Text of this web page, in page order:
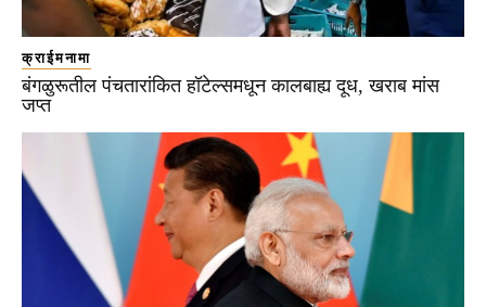
क्राईमनामा
बंगळुरूतील पंचतारांकित हॉटेल्समधून कालबाह्य दूध, खराब मांस
जप्त